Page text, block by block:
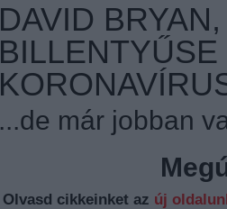
DAVID
...de már jobban
Olvasd cikkeinket az új